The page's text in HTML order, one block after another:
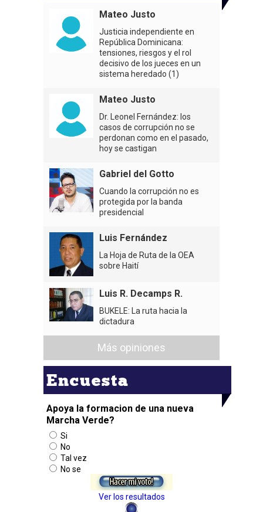
Mateo Justo
Justicia independiente en
República Dominicana:
tensiones, riesgos y el rol
decisivo de los jueces en un
sistema heredado (1)
Mateo Justo
Dr. Leonel Fernández: los
casos de corrupción no se
perdonan como en el pasado,
hoy se castigan
Gabriel del Gotto
Cuando la corrupción no es
protegida por la banda
presidencial
Luis Fernández
La Hoja de Ruta de la OEA
sobre Haití
Luis R. Decamps R.
BUKELE: La ruta hacia la
dictadura
Más opiniones
Encuesta
Apoya la formacion de una nueva
Marcha Verde?
Si
No
Tal vez
No se
Ver los resultados